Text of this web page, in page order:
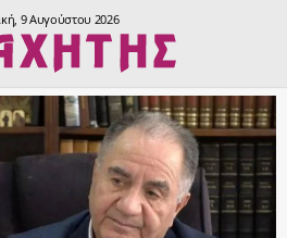
9 Αυγούστου 2026